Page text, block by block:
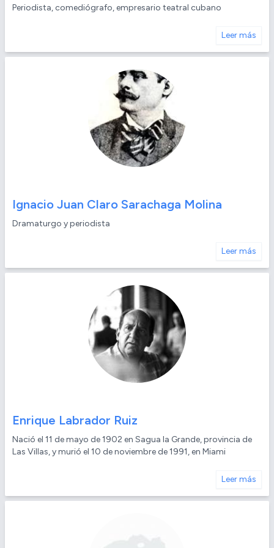
Periodista, comediógrafo, empresario teatral cubano
Leer más
Ignacio Juan Claro Sarachaga Molina
Dramaturgo y periodista
Leer más
Enrique Labrador Ruiz
Nació el 11 de mayo de 1902 en Sagua la Grande, provincia de
Las Villas, y murió el 10 de noviembre de 1991, en Miami
Leer más